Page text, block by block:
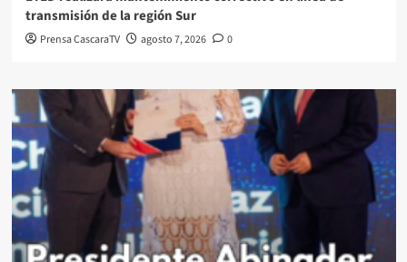
transmisión de la región Sur
Prensa CascaraTV agosto 7, 2026 0